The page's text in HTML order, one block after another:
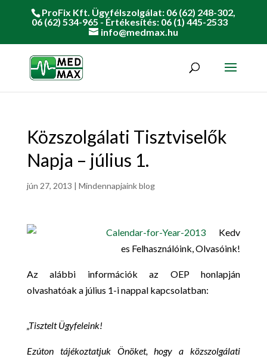
ProFix Kft. Ügyfélszolgálat: 06 (62) 248-302,
06 (62) 534-965 - Értékesítés: 06 (1) 445-2533
info@medmax.hu
Közszolgálati Tisztviselők
Napja – július 1.
jún 27, 2013 | Mindennapjaink blog
Kedv
es Felhasználóink, Olvasóink!
Az alábbi információk az OEP honlapján
olvashatóak a július 1-i nappal kapcsolatban:
„Tisztelt Ügyfeleink!
Ezúton tájékoztatjuk Önöket, hogy a közszolgálati